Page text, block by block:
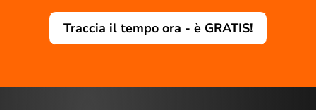
Traccia il tempo ora - è GRATIS!